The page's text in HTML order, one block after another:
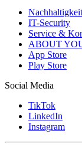
Nachhaltigkeit
IT-Security
Service &
ABOUT
App Store
Play Store
Social Media
TikTok
LinkedIn
Instagram